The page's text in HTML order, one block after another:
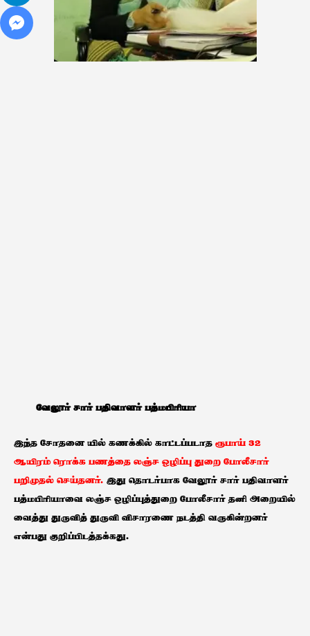
வேலூர் சார் பதிவாளர் பத்மபிரியா
இந்த சோதனை யில் கணக்கில் காட்டப்படாத ரூபாய் 32
ஆயிரம் ரொக்க பணத்தை லஞ்ச ஒழிப்பு துறை போலீசார்
பறிமுதல் செய்தனர். இது தொடர்பாக வேலூர் சார் பதிவாளர்
பத்மபிரியாவை லஞ்ச ஒழிப்புத்துறை போலீசார் தனி அறையில்
வைத்து துருவித் துருவி விசாரணை நடத்தி வருகின்றனர்
என்பது குறிப்பிடத்தக்கது.